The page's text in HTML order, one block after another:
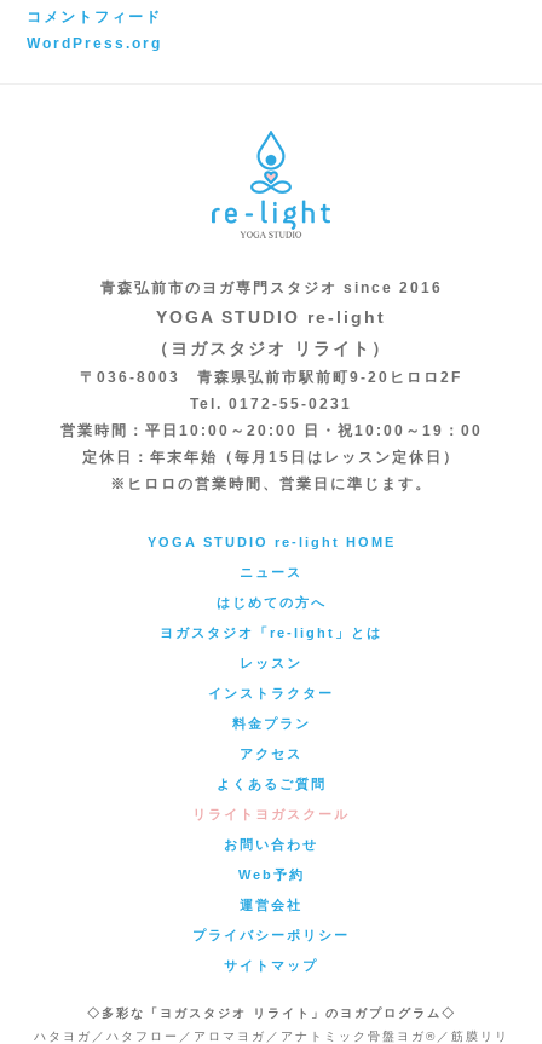
コメントフィード
WordPress.org
青森弘前市のヨガ専門スタジオ since 2016
YOGA STUDIO re-light
（ヨガスタジオ リライト）
〒036-8003 青森県弘前市駅前町9-20ヒロロ2F
Tel. 0172-55-0231
営業時間：平日10:00～20:00 日・祝10:00～19：00
定休日：年末年始（毎月15日はレッスン定休日）
※ヒロロの営業時間、営業日に準じます。
YOGA STUDIO re-light HOME
ニュース
はじめての方へ
ヨガスタジオ「re-light」とは
レッスン
インストラクター
料金プラン
アクセス
よくあるご質問
リライトヨガスクール
お問い合わせ
Web予約
運営会社
プライバシーポリシー
サイトマップ
◇多彩な「ヨガスタジオ リライト」のヨガプログラム◇
ハタヨガ／ハタフロー／アロマヨガ／アナトミック骨盤ヨガ®／筋膜リリ